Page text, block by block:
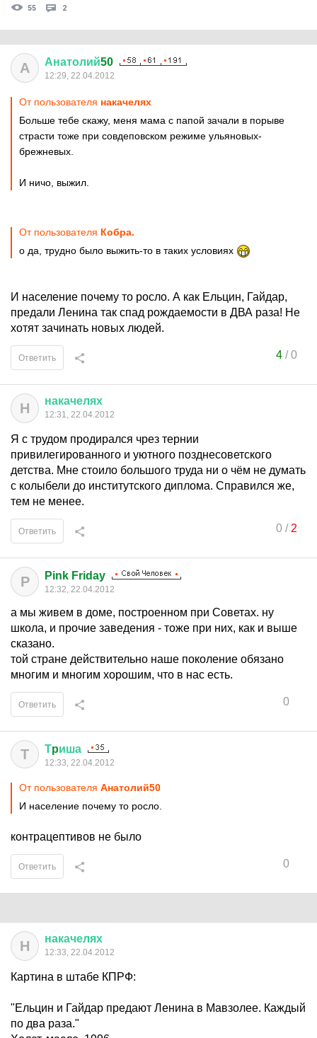
55 2
А Анатолий50
12:29, 22.04.2012
От пользователя накачелях
Больше тебе скажу, меня мама с папой зачали в порыве
страсти тоже при совдеповском режиме ульяновых-
брежневых.
И ничо, выжил.
От пользователя Кобра.
о да, трудно было выжить-то в таких условиях
И население почему то росло. А как Ельцин, Гайдар,
предали Ленина так спад рождаемости в ДВА раза! Не
хотят зачинать новых людей.
4/0
Ответить
Н накачелях
12:31, 22.04.2012
Я с трудом продирался чрез тернии
привилегированного и уютного позднесоветского
детства. Мне стоило большого труда ни о чём не думать
с колыбели до институтского диплома. Справился же,
тем не менее.
0/ 2
Ответить
P Pink Friday
12:32, 22.04.2012
а мы живем в доме, построенном при Советах. ну
школа, и прочие заведения - тоже при них, как и выше
сказано.
той стране действительно наше поколение обязано
многим и многим хорошим, что в нас есть.
0
Ответить
Т Тpиша
12:33, 22.04.2012
От пользователя Анатолий50
И население почему то росло.
контрацептивов не было
0
Ответить
Н накачелях
12:33, 22.04.2012
Картина в штабе КПРФ:
"Ельцин и Гайдар предают Ленина в Мавзолее. Каждый
по два раза."